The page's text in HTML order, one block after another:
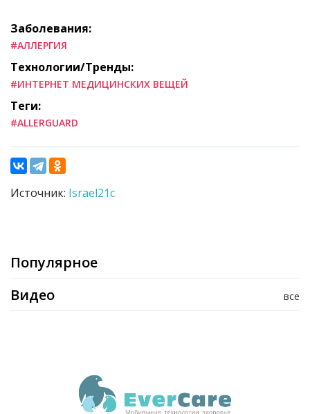
Заболевания:
#АЛЛЕРГИЯ
Технологии/Тренды:
#ИНТЕРНЕТ МЕДИЦИНСКИХ ВЕЩЕЙ
Теги:
#ALLERGUARD
Источник: Israel21c
Популярное
все
Видео